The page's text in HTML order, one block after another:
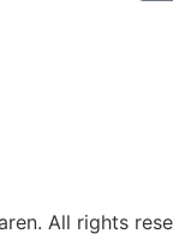
All rights